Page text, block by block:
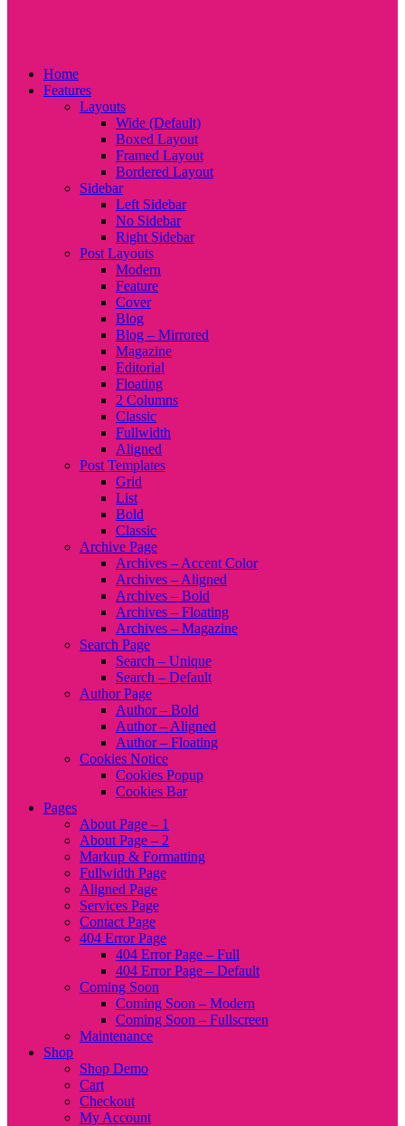
Home
Features
Layouts
Wide (Default)
Boxed Layout
Framed Layout
Bordered Layout
Sidebar
Left Sidebar
No Sidebar
Right Sidebar
Post Layouts
Modern
Feature
Cover
Blog
Blog – Mirrored
Magazine
Editorial
Floating
2 Columns
Classic
Fullwidth
Aligned
Post Templates
Grid
List
Bold
Classic
Archive Page
Archives – Accent Color
Archives – Aligned
Archives – Bold
Archives – Floating
Archives – Magazine
Search Page
Search – Unique
Search – Default
Author Page
Author – Bold
Author – Aligned
Author – Floating
Cookies Notice
Cookies Popup
Cookies Bar
Pages
About Page – 1
About Page – 2
Markup & Formatting
Fullwidth Page
Aligned Page
Services Page
Contact Page
404 Error Page
404 Error Page – Full
404 Error Page – Default
Coming Soon
Coming Soon – Modern
Coming Soon – Fullscreen
Maintenance
Shop
Shop Demo
Cart
Checkout
My Account